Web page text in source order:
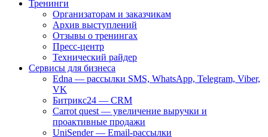
Тренинги
Организаторам и заказчикам
Архив выступлений
Отзывы о тренингах
Пресс-центр
Технический райдер
Сервисы для бизнеса
Edna — рассылки SMS, WhatsApp, Telegram, Viber,
VK
Битрикс24 — CRM
Carrot quest — увеличение выручки и
проактивные продажи
UniSender — Email-рассылки